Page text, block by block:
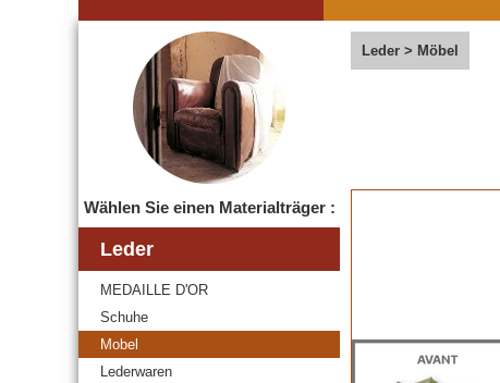
Wählen Sie einen Materialträger :
Leder
MEDAILLE D'OR
Schuhe
Mobel
Lederwaren
Leder > Möbel